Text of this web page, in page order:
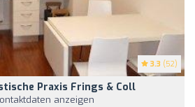
3.3 (52)
Praxis Frings & Coll
anzeigen